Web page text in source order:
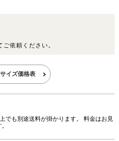
依頼ください。
イズ価格表
でも別途送料が掛かります。 料金はお見